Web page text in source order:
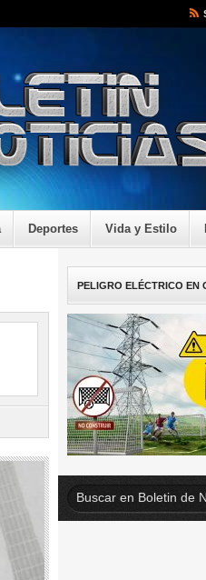
Deportes Vida y Estilo
PELIGRO ELÉCTRICO EN